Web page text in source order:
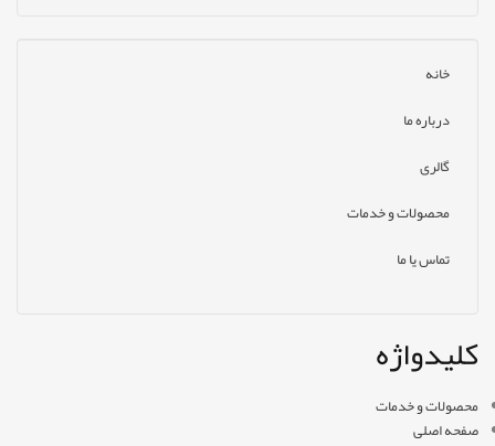
خانه
درباره ما
گالری
محصولات و خدمات
تماس یا ما
کلیدواژه
محصولات و خدمات
صفحه اصلی